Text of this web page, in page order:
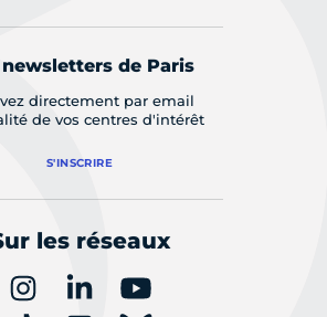
newsletters de Paris
directement par email
de vos centres d'intérêt
S'INSCRIRE
les réseaux